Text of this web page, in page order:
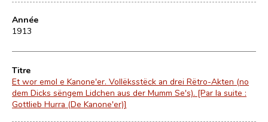
Année
1913
Titre
Et wor emol e Kanone'er. Vollëksstëck an drei Rëtro-Akten (no
dem Dicks sëngem Lidchen aus der Mumm Se's). [Par la suite :
Gottlieb Hurra (De Kanone'er)]